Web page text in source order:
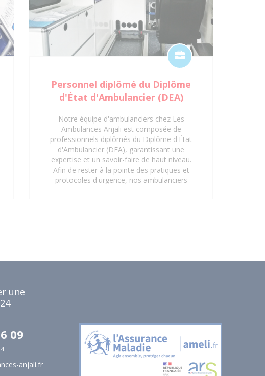
Personnel diplômé du Diplôme
d'État d'Ambulancier (DEA)
Notre équipe d'ambulanciers chez Les
Ambulances Anjali est composée de
professionnels diplômés du Diplôme d'État
d'Ambulancier (DEA), garantissant une
expertise et un savoir-faire de haut niveau.
Afin de rester à la pointe des pratiques et
protocoles d'urgence, nos ambulanciers
confiance à notre personnel qualifié pour
une
09
anjali.fr